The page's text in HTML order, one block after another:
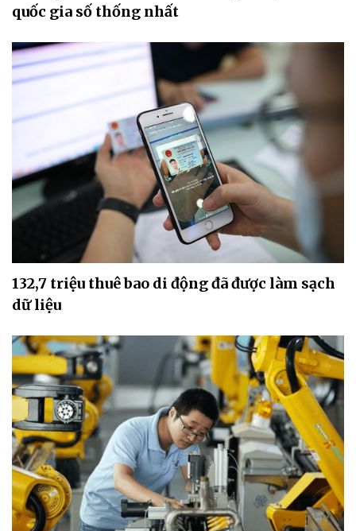
quốc gia số thống nhất
132,7 triệu thuê bao di động đã được làm sạch
dữ liệu